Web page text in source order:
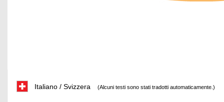
Italiano / Svizzera (Alcuni testi sono stati tradotti automaticamente.)